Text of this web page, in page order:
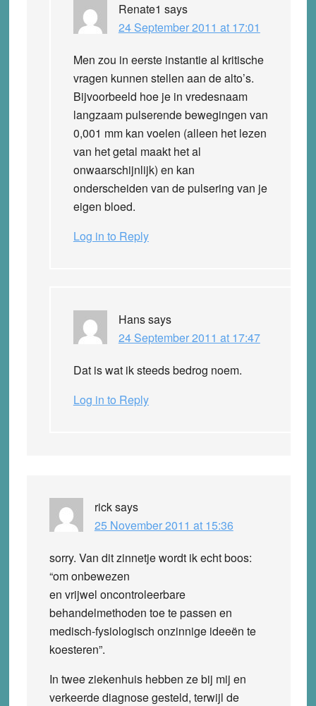
Renate1 says
24 September 2011 at 17:01
Men zou in eerste instantie al kritische
vragen kunnen stellen aan de alto’s.
Bijvoorbeeld hoe je in vredesnaam
langzaam pulserende bewegingen van
0,001 mm kan voelen (alleen het lezen
van het getal maakt het al
onwaarschijnlijk) en kan
onderscheiden van de pulsering van je
eigen bloed.
Log in to Reply
Hanssays
24 September 2011 at 17:47
Dat is wat ik steeds bedrog noem.
Log in to Reply
ricksays
25 November 2011 at 15:36
sorry. Van dit zinnetje wordt ik echt boos:
“om onbewezen
en vrijwel oncontroleerbare
behandelmethoden toe te passen en
medisch-fysiologisch onzinnige ideeën te
koesteren”.
In twee ziekenhuis hebben ze bij mij en
verkeerde diagnose gesteld, terwijl de